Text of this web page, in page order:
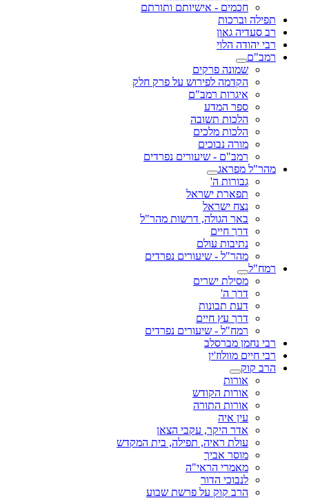
חכמים - אישיותם ותורתם
תפילה וברכות
רב סעדיה גאון
רבי יהודה הלוי
רמב"ם
שמונה פרקים
הקדמה לפירוש על פרק חלק
איגרות רמב"ם
ספר המדע
הלכות תשובה
הלכות מלכים
מורה נבוכים
רמב"ם - שיעורים נפרדים
מהר"ל מפראג
גבורות ה'
תפארת ישראל
נצח ישראל
באר הגולה, דרשות מהר"ל
דרך חיים
נתיבות עולם
מהר"ל - שיעורים נפרדים
רמח"ל
מסילת ישרים
דרך ה'
דעת תבונות
דרך עץ חיים
רמח"ל - שיעורים נפרדים
רבי נחמן מברסלב
רבי חיים מוולוז'ין
הרב קוק
אורות
אורות הקודש
אורות התורה
עין איה
אדר היקר, עקבי הצאן
עולת ראיה, תפילה, בית המקדש
מוסר אביך
מאמרי הראי"ה
לנבוכי הדור
הרב קוק על פרשת שבוע